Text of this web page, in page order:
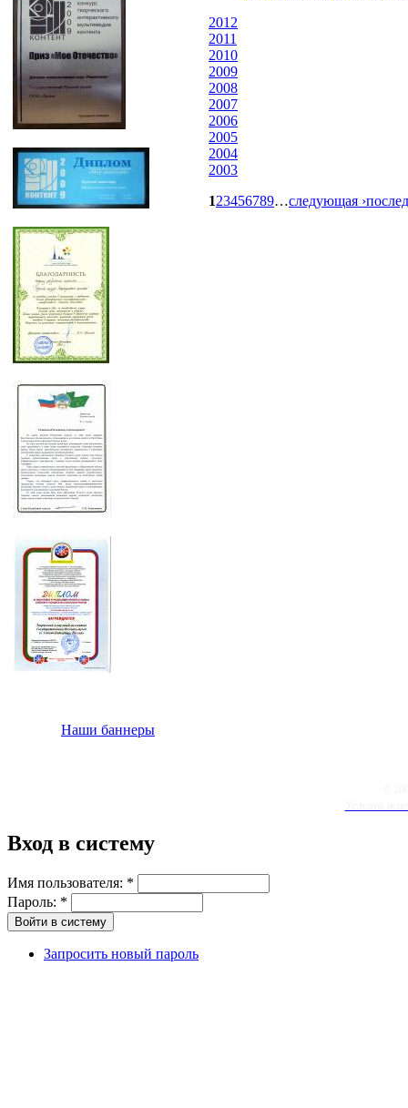
Наши баннеры
2012
2011
2010
2009
2008
2007
2006
2005
2004
2003
123456789…следующая ›
Вход в систему
Имя пользователя: *
Пароль: *
Запросить новый пароль